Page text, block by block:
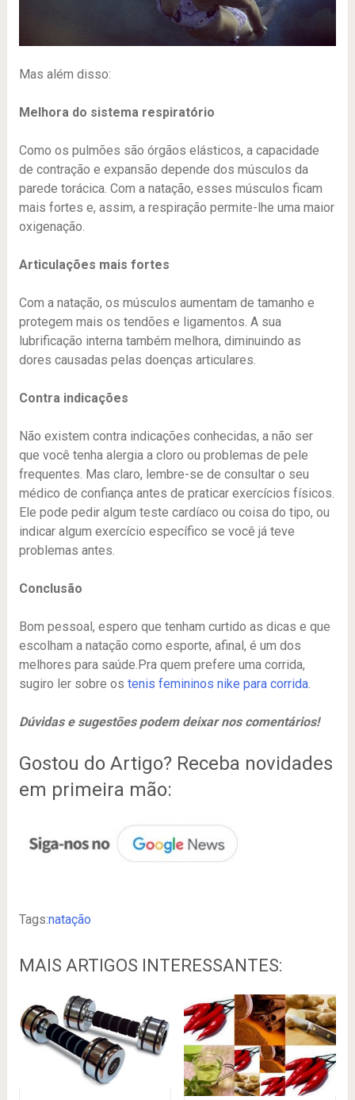
Mas além disso:
Melhora do sistema respiratório
Como os pulmões são órgãos elásticos, a capacidade
de contração e expansão depende dos músculos da
parede torácica. Com a natação, esses músculos ficam
mais fortes e, assim, a respiração permite-lhe uma maior
oxigenação.
Articulações mais fortes
Com a natação, os músculos aumentam de tamanho e
protegem mais os tendões e ligamentos. A sua
lubrificação interna também melhora, diminuindo as
dores causadas pelas doenças articulares.
Contra indicações
Não existem contra indicações conhecidas, a não ser
que você tenha alergia a cloro ou problemas de pele
frequentes. Mas claro, lembre-se de consultar o seu
médico de confiança antes de praticar exercícios físicos.
Ele pode pedir algum teste cardíaco ou coisa do tipo, ou
indicar algum exercício específico se você já teve
problemas antes.
Conclusão
Bom pessoal, espero que tenham curtido as dicas e que
escolham a natação como esporte, afinal, é um dos
melhores para saúde.Pra quem prefere uma corrida,
sugiro ler sobre os tenis femininos nike para corrida.
Dúvidas e sugestões podem deixar nos comentários!
Gostou do Artigo? Receba novidades
em primeira mão:
Tags:natação
MAIS ARTIGOS INTERESSANTES: